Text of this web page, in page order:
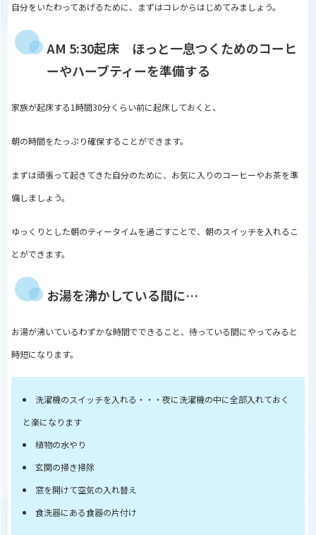
自分をいたわってあげるために、まずはコレからはじめてみましょう。
AM 5:30起床 ほっと一息つくためのコーヒ
ーやハーブティーを準備する
家族が起床する1時間30分くらい前に起床しておくと、
朝の時間をたっぷり確保することができます。
まずは頑張って起きてきた自分のために、お気に入りのコーヒーやお茶を準
備しましょう。
ゆっくりとした朝のティータイムを過ごすことで、朝のスイッチを入れるこ
とができます。
お湯を沸かしている間に…
お湯が沸いているわずかな時間でできること、待っている間にやってみると
時短になります。
洗濯機のスイッチを入れる・・・夜に洗濯機の中に全部入れておく
と楽になります
植物の水やり
玄関の掃き掃除
窓を開けて空気の入れ替え
食洗器にある食器の片付け